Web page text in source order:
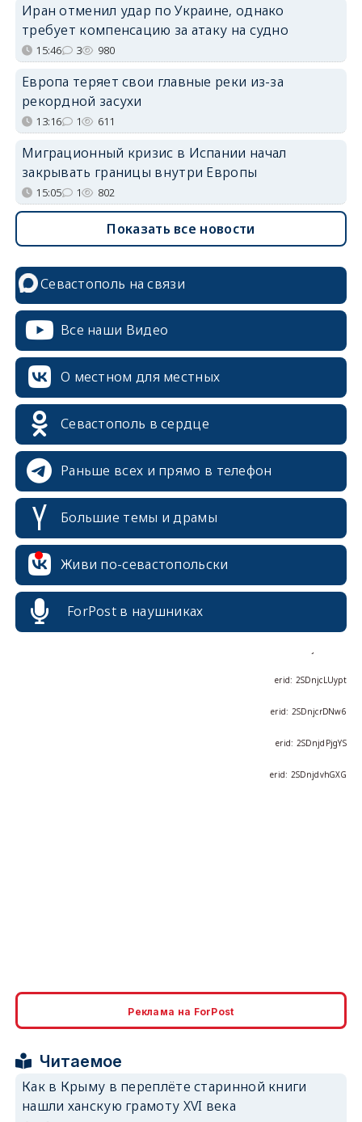
Иран отменил удар по Украине, однако
требует компенсацию за атаку на судно
15:46 3 980
Европа теряет свои главные реки из-за
рекордной засухи
13:16 1 611
Миграционный кризис в Испании начал
закрывать границы внутри Европы
15:05 1 802
Показать все новости
Севастополь на связи
Все наши Видео
О местном для местных
Севастополь в сердце
Раньше всех и прямо в телефон
Большие темы и драмы
Живи по-севастопольски
ForPost в наушниках
erid: 2SDnjcrDNw6
erid: 2SDnjcLUypt
erid: 2SDnjcrDNw6
erid: 2SDnjdPjgYS
erid: 2SDnjdvhGXG
Реклама на ForPost
Читаемое
Как в Крыму в переплёте старинной книги
нашли ханскую грамоту XVI века